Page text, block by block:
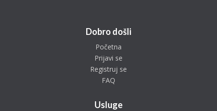
Dobro došli
Početna
Prijavi se
Registruj se
FAQ
Usluge